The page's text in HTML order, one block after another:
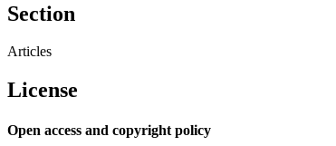
Section
Articles
License
Open access and copyright policy